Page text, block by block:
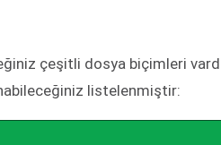
çeşitli dosya biçimleri
listelenmiştir: